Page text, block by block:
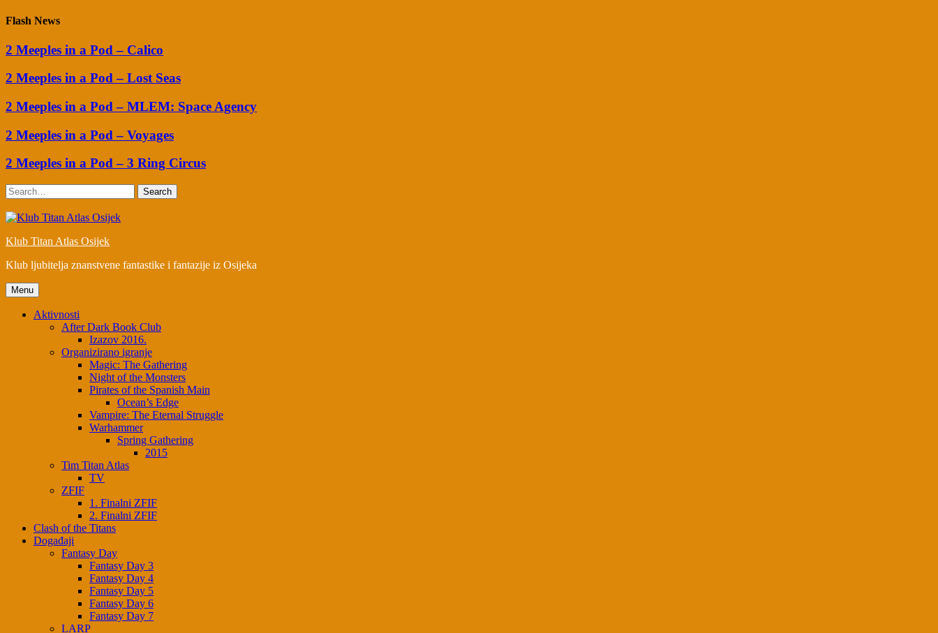
Flash News
2 Meeples in a Pod – Calico
2 Meeples in a Pod – Lost Seas
2 Meeples in a Pod – MLEM: Space Agency
2 Meeples in a Pod – Voyages
2 Meeples in a Pod – 3 Ring Circus
Search
Klub Titan Atlas Osijek
Klub ljubitelja znanstvene fantastike i fantazije iz Osijeka
Menu
Aktivnosti
After Dark Book Club
Izazov 2016.
Organizirano igranje
Magic: The Gathering
Night of the Monsters
Pirates of the Spanish Main
Ocean’s Edge
Vampire: The Eternal Struggle
Warhammer
Spring Gathering
2015
Tim Titan Atlas
TV
ZFIF
1. Finalni ZFIF
2. Finalni ZFIF
Clash of the Titans
Događaji
Fantasy Day
Fantasy Day 3
Fantasy Day 4
Fantasy Day 5
Fantasy Day 6
Fantasy Day 7
LARP